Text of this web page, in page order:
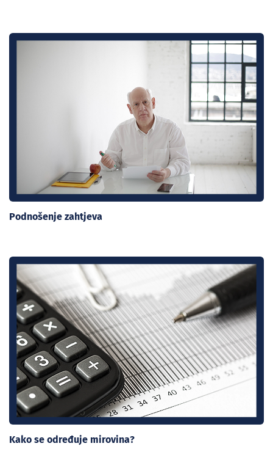
Podnošenje zahtjeva
Kako se određuje mirovina?